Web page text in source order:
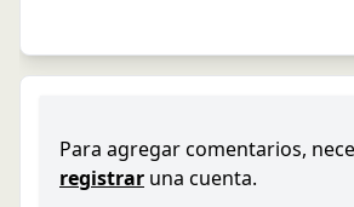
Para agregar comentarios,
registrar una cuenta.